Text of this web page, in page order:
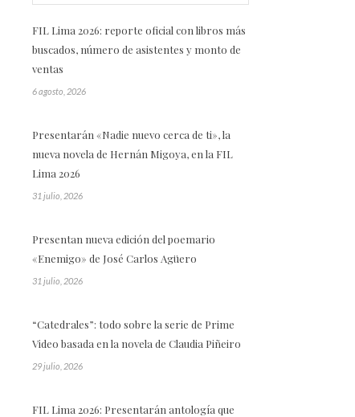
FIL Lima 2026: reporte oficial con libros más
buscados, número de asistentes y monto de
ventas
6 agosto, 2026
Presentarán «Nadie nuevo cerca de ti», la
nueva novela de Hernán Migoya, en la FIL
Lima 2026
31 julio, 2026
Presentan nueva edición del poemario
«Enemigo» de José Carlos Agüero
31 julio, 2026
“Catedrales”: todo sobre la serie de Prime
Video basada en la novela de Claudia Piñeiro
29 julio, 2026
FIL Lima 2026: Presentarán antología que